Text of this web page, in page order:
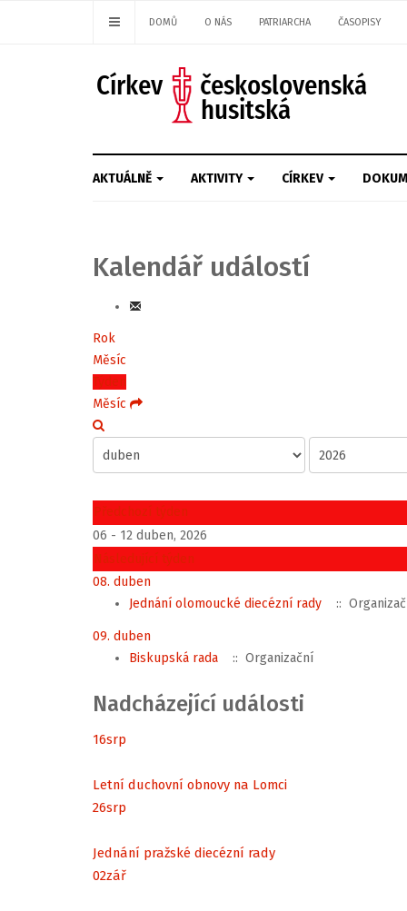
DOMŮ O NÁS PATRIARCHA ČASOPISY
AKTUÁLNĚ AKTIVITY CÍRKEV
Kalendář událostí
Rok
Měsíc
Týden
Měsíc
Předchozí týden
06 - 12 duben, 2026
Následující týden
08. duben
Jednání olomoucké diecézní rady
::
09. duben
Biskupská rada
:: Organizační
Nadcházející události
16srp
Letní duchovní obnovy na Lomci
26srp
Jednání pražské diecézní rady
02zář